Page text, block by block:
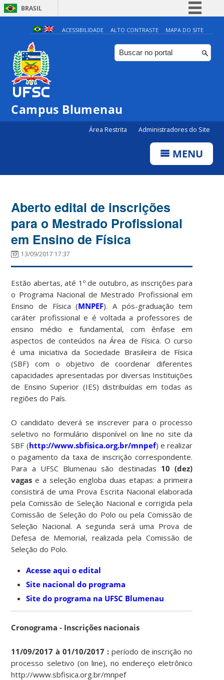
BRASIL
Simplifique!
Comunica BR
Participe
ACESSIBILIDADE ALTO CONTRASTE MAPA DO SITE
Campus Blumenau
Área Restrita Administradores do Site
MENU
Aberto edital de inscrições
para o Mestrado Profissional
em Ensino de Física
13/09/2017 17:37
Estão abertas, até 1º de outubro, as inscrições para
o Programa Nacional de Mestrado Profissional em
Ensino de Física (MNPEF). A pós-graduação tem
caráter profissional e é voltada a professores de
ensino médio e fundamental, com ênfase em
aspectos de conteúdos na Área de Física. O curso
é uma iniciativa da Sociedade Brasileira de Física
(SBF) com o objetivo de coordenar diferentes
capacidades apresentadas por diversas Instituições
de Ensino Superior (IES) distribuídas em todas as
regiões do País.
O candidato deverá se inscrever para o processo
seletivo no formulário disponível on line no site da
SBF (http://www.sbfisica.org.br/mnpef) e realizar
o pagamento da taxa de inscrição correspondente.
Para a UFSC Blumenau são destinadas 10 (dez)
vagas e a seleção engloba duas etapas: a primeira
consistirá de uma Prova Escrita Nacional elaborada
pela Comissão de Seleção Nacional e corrigida pela
Comissão de Seleção do Polo ou pela Comissão de
Seleção Nacional. A segunda será uma Prova de
Defesa de Memorial, realizada pela Comissão de
Seleção do Polo.
Acesse aqui o edital
Site nacional do programa
Site do programa na UFSC Blumenau
Cronograma - Inscrições nacionais
11/09/2017 à 01/10/2017 :período de inscrição no
processo seletivo (on line), no endereço eletrônico
http://www.sbfisica.org.br/mnpef